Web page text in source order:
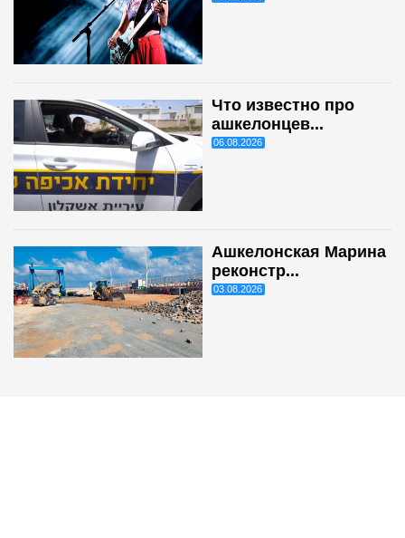
Что известно про
ашкелонцев...
06.08.2026
Ашкелонская Марина
реконстр...
03.08.2026